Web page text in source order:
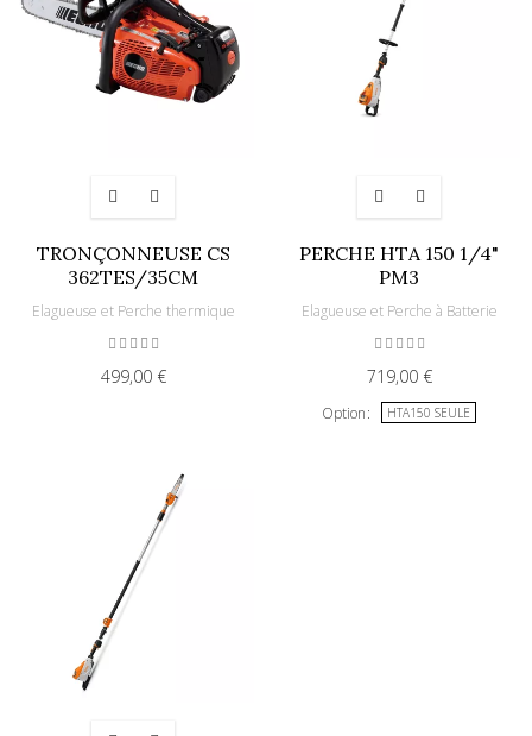
TRONÇONNEUSE CS
362TES/35CM
Elagueuse et Perche thermique
499,00 €
PERCHE HTA 150 1/4"
PM3
Elagueuse et Perche à Batterie
719,00 €
Option HTA150 SEULE